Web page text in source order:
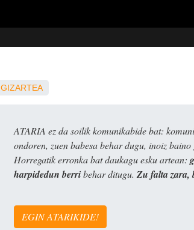
GIZARTEA
ATARIA ez da soilik komunikabide bat:
ondoren, zuen babesa behar dugu, inoiz
Horregatik erronka bat daukagu esku artean:
harpidedun berribehar ditugu. Zu falta zara,
EGIN ATARIKIDE!